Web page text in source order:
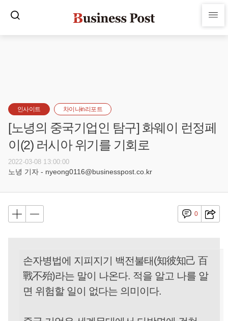
인사이트 차이나in리포트
[노녕의 중국기업인 탐구] 화웨이 런정페
이(2) 러시아 위기를 기회로
2022-03-08 13:00:00
노녕 기자 - nyeong0116@businesspost.co.kr
0
손자병법에 지피지기 백전불태(知彼知己 百
戰不殆)라는 말이 나온다. 적을 알고 나를 알
면 위험할 일이 없다는 의미이다.